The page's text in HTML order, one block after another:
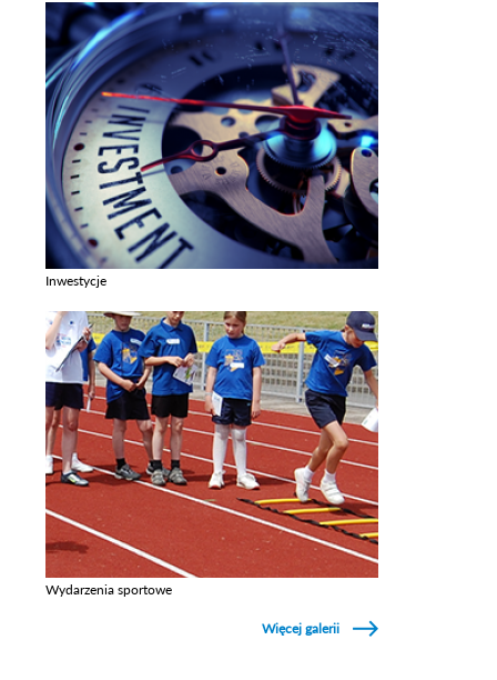
Inwestycje
Wydarzenia sportowe
Więcej galerii